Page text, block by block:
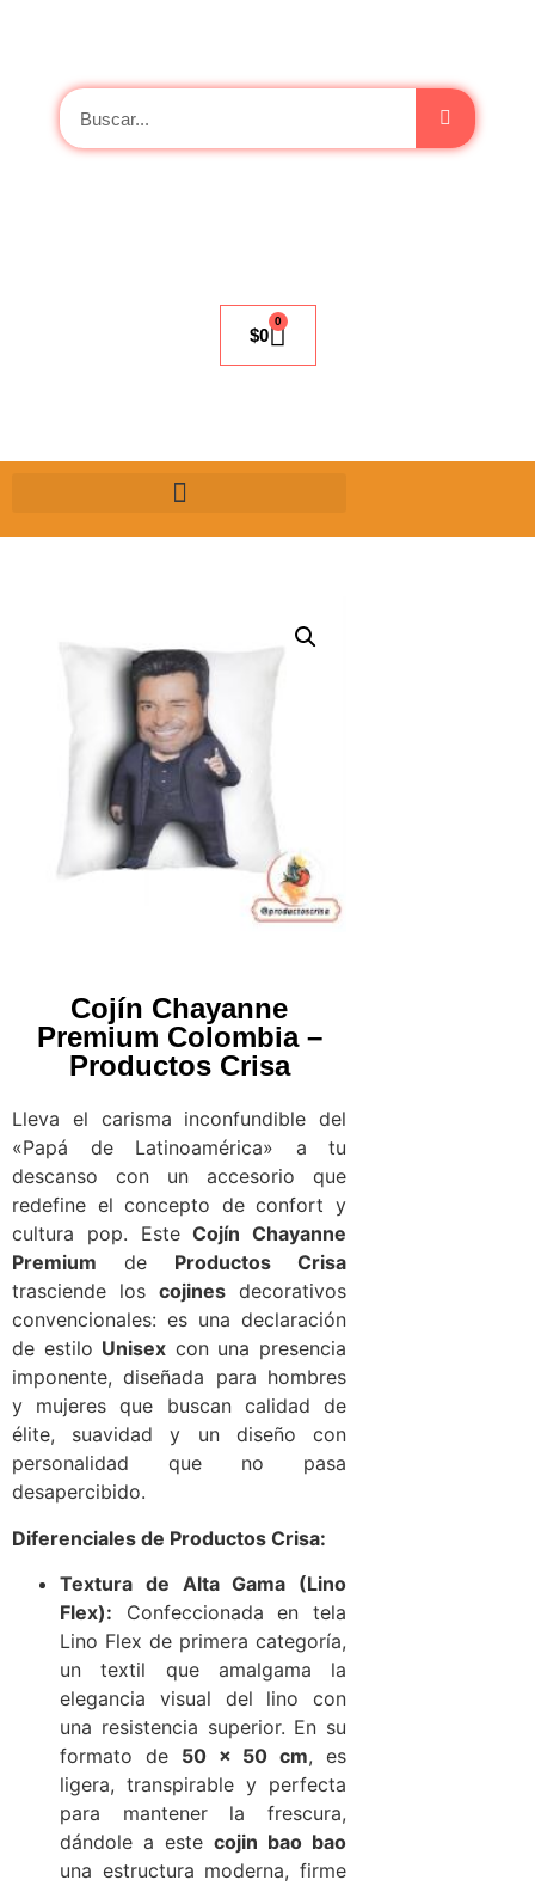
$0
0
Cojín Chayanne
Premium Colombia –
Productos Crisa
Lleva el carisma inconfundible del
«Papá de Latinoamérica» a tu
descanso con un accesorio que
redefine el concepto de confort y
cultura pop. EsteCojín Chayanne
Premium de Productos Crisa
trasciende los cojines decorativos
convencionales: es una declaración
de estilo Unisex con una presencia
imponente, diseñada para hombres
y mujeres que buscan calidad de
élite, suavidad y un diseño con
personalidad que no pasa
desapercibido.
Diferenciales de Productos Crisa:
Textura de Alta Gama (Lino
Flex): Confeccionada en tela
Lino Flex de primera categoría,
un textil que amalgama la
elegancia visual del lino con
una resistencia superior. En su
formato de 50 x 50 cm, es
ligera, transpirable y perfecta
para mantener la frescura,
dándole a este cojin bao bao
una estructura moderna, firme